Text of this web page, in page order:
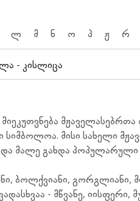
ლ მ ნ ო პ ჟ რ
- კისლიცა
მჟაველასებრთა
მისი სახელი
მალე გახდა პოპულარული
ბოლქვიანი, გორგლიანი,
- მწვანე, იისფერი,